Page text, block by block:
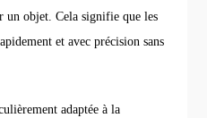
un objet. Cela signifie que les
et avec précision sans
adaptée à la